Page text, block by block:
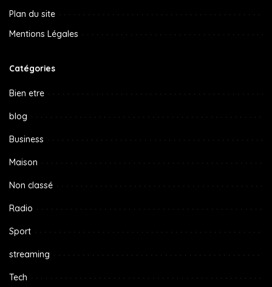
Plan du site
Mentions Légales
Catégories
Bien etre
blog
Business
Maison
Non classé
Radio
Sport
streaming
Tech